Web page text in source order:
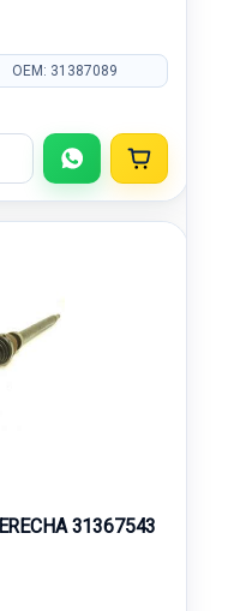
OEM: 31387089
31367543